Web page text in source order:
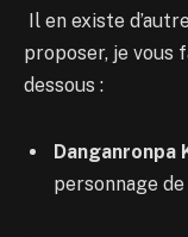
Il en existe
proposer, je vous
dessous :
Danganronpa
personnage